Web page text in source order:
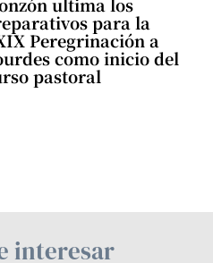
para la
Peregrinación a
como inicio del
pastoral
interesar